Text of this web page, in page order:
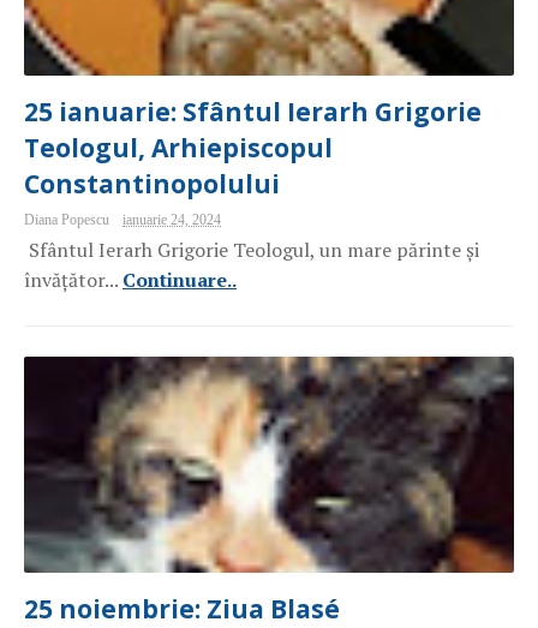
25 ianuarie: Sfântul Ierarh Grigorie
Teologul, Arhiepiscopul
Constantinopolului
Diana Popescu ianuarie 24, 2024
Sfântul Ierarh Grigorie Teologul, un mare părinte și
învățător... Continuare..
25 noiembrie: Ziua Blasé